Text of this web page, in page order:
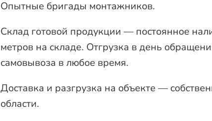
Опытные бригады монтажников.
Склад готовой продукции — постоянное
метров на складе. Отгрузка в день
самовывоза в любое время.
Доставка и разгрузка на объекте —
области.